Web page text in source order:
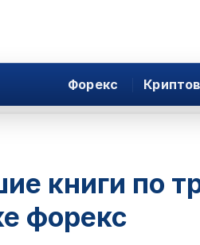
Форекс
книги по
форекс